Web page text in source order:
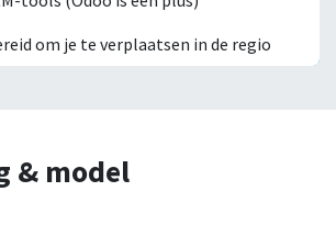
om je te verplaatsen in de regio
& model